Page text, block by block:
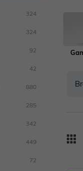
324
324
92
42
880
285
342
449
72